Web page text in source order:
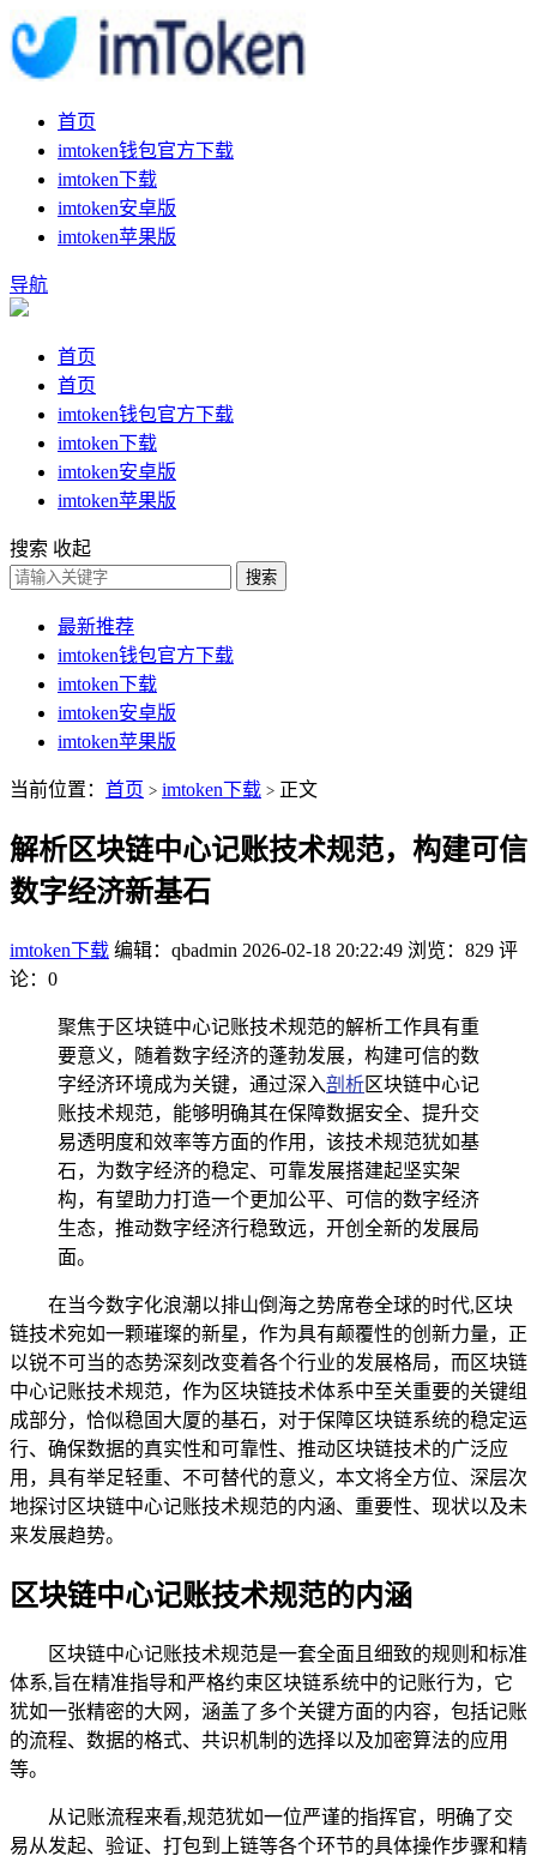
首页
imtoken钱包官方下载
imtoken下载
imtoken安卓版
imtoken苹果版
导航
首页
首页
imtoken钱包官方下载
imtoken下载
imtoken安卓版
imtoken苹果版
搜索 收起
搜索
最新推荐
imtoken钱包官方下载
imtoken下载
imtoken安卓版
imtoken苹果版
当前位置： 首页 > imtoken下载 > 正文
解析区块链中心记账技术规范，构建可信
数字经济新基石
imtoken下载 编辑：qbadmin 2026-02-18 20:22:49 浏览：829 评
论：0
聚焦于区块链中心记账技术规范的解析工作具有重
要意义，随着数字经济的蓬勃发展，构建可信的数
字经济环境成为关键，通过深入剖析区块链中心记
账技术规范，能够明确其在保障数据安全、提升交
易透明度和效率等方面的作用，该技术规范犹如基
石，为数字经济的稳定、可靠发展搭建起坚实架
构，有望助力打造一个更加公平、可信的数字经济
生态，推动数字经济行稳致远，开创全新的发展局
面。
在当今数字化浪潮以排山倒海之势席卷全球的时代,区块
链技术宛如一颗璀璨的新星，作为具有颠覆性的创新力量，正
以锐不可当的态势深刻改变着各个行业的发展格局，而区块链
中心记账技术规范，作为区块链技术体系中至关重要的关键组
成部分，恰似稳固大厦的基石，对于保障区块链系统的稳定运
行、确保数据的真实性和可靠性、推动区块链技术的广泛应
用，具有举足轻重、不可替代的意义，本文将全方位、深层次
地探讨区块链中心记账技术规范的内涵、重要性、现状以及未
来发展趋势。
区块链中心记账技术规范的内涵
区块链中心记账技术规范是一套全面且细致的规则和标准
体系,旨在精准指导和严格约束区块链系统中的记账行为，它
犹如一张精密的大网，涵盖了多个关键方面的内容，包括记账
的流程、数据的格式、共识机制的选择以及加密算法的应用
等。
从记账流程来看,规范犹如一位严谨的指挥官，明确了交
易从发起、验证、打包到上链等各个环节的具体操作步骤和精